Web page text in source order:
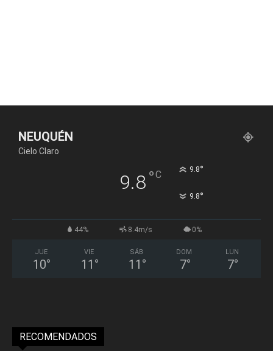
NEUQUÉN
Cielo Claro
9.8°C 9.8°
9.8°
44% 8.4m/s 0%
JUE
10°
VIE
11 °
SÁB
11 °
DOM
7°
LUN
7°
RECOMENDADOS